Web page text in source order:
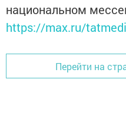
национальном
https://max.ru/
Перейти на